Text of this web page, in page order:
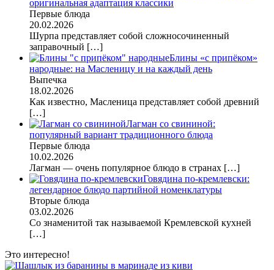
оригинальная адаптация классики
Первые блюда
20.02.2026
Шурпа представляет собой сложносочиненный
заправочный […]
Блины «с припёком»
народные: на Масленицу и на каждый день
Выпечка
18.02.2026
Как известно, Масленица представляет собой древний
[…]
Лагман со свининой:
популярный вариант традиционного блюда
Первые блюда
10.02.2026
Лагман — очень популярное блюдо в странах […]
Говядина по-кремлевски:
легендарное блюдо партийной номенклатуры
Вторые блюда
03.02.2026
Со знаменитой так называемой Кремлевской кухней
[…]
Это интересно!